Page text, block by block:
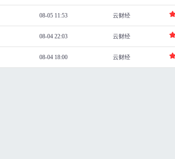
08-05 11:53 云财经
08-04 22:03 云财经
08-04 18:00 云财经